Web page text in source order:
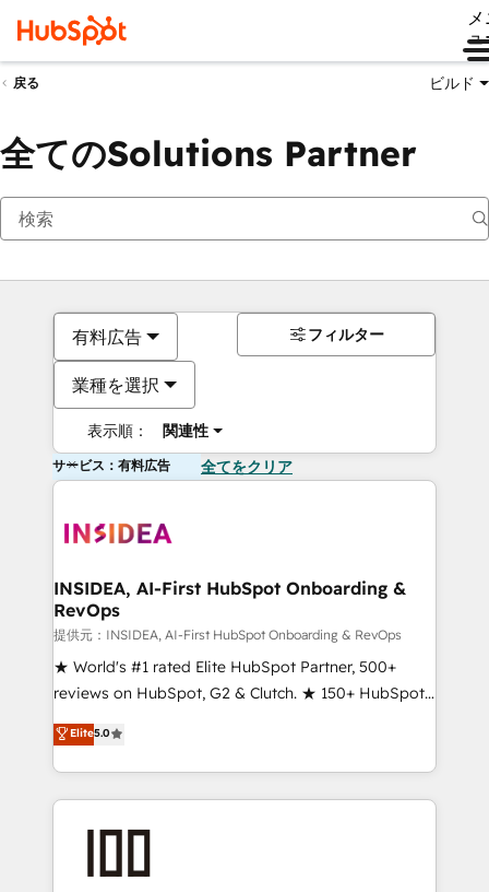
ュ
戻る ビルド
全てのSolutions Partner
有料広告
業種を選択
表示順： 関連性
フィルター
サービス：有料広告 全てをクリア
INSIDEA, AI-First HubSpot Onboarding &
RevOps
提供元：INSIDEA, AI-First HubSpot Onboarding & RevOps
★ World's #1 rated Elite HubSpot Partner, 500+
reviews on HubSpot, G2 & Clutch. ★ 150+ HubSpot
Certified Experts & Trainers across the team ★
1,500+ implementations across five continents ★ AI-
First, RevOps-led, Onboarding obsessed ★
Company of the Year 2024/25 INSIDEA helps
and build AI-powered workflows that drive adoption
Elite5.0